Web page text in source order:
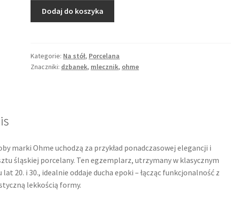
Dzbanek,
porcelana,
Ohme
Dodaj do koszyka
Kategorie: Na stół, Porcelana
Znaczniki: dzbanek, mlecznik, ohme
marki Ohme uchodzą za przykład ponadczasowej elegancji i
śląskiej porcelany. Ten egzemplarz, utrzymany w klasycznym
lat 20. i 30., idealnie oddaje ducha epoki – łącząc funkcjonalność z
lekkością formy.